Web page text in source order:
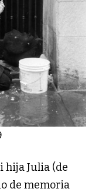
hija Julia (de
de memoria